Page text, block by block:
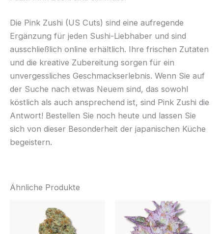
Die Pink Zushi (US Cuts) sind eine aufregende
Ergänzung für jeden Sushi-Liebhaber und sind
ausschließlich online erhältlich. Ihre frischen Zutaten
und die kreative Zubereitung sorgen für ein
unvergessliches Geschmackserlebnis. Wenn Sie auf
der Suche nach etwas Neuem sind, das sowohl
köstlich als auch ansprechend ist, sind Pink Zushi die
Antwort! Bestellen Sie noch heute und lassen Sie
sich von dieser Besonderheit der japanischen Küche
begeistern.
Ähnliche Produkte